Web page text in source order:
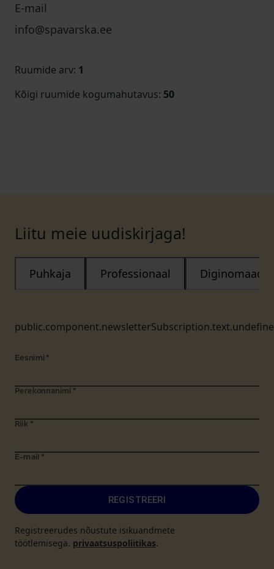
E-mail
info@spavarska.ee
Ruumide arv: 1
Kõigi ruumide kogumahutavus: 50
Liitu meie uudiskirjaga!
Puhkaja Professionaal Diginomaad
Eesnimi *
Perekonnanimi *
Riik *
E-mail *
REGISTREERI
Registreerudes nõustute isikuandmete
töötlemisega. privaatsuspoliitikas.